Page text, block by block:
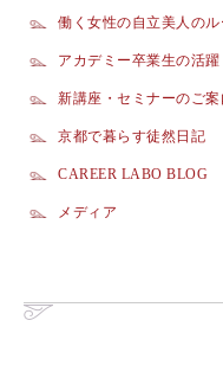
働く女性の自立美人のル
アカデミー卒業生の活躍
新講座・セミナーのご案
京都で暮らす徒然日記
CAREER LABO BLOG
メディア